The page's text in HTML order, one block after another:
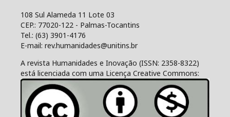
108 Sul Alameda 11 Lote 03
CEP.: 77020-122 - Palmas-Tocantins
Tel.: (63) 3901-4176
E-mail: rev.humanidades@unitins.br
A revista Humanidades e Inovação (ISSN: 2358-8322)
está licenciada com uma Licença Creative Commons: